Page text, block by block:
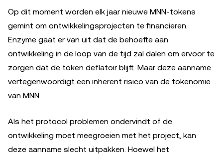
Op dit moment worden elk jaar nieuwe MNN-tokens
gemint om ontwikkelingsprojecten te financieren.
Enzyme gaat er van uit dat de behoefte aan
ontwikkeling in de loop van de tijd zal dalen om ervoor te
zorgen dat de token deflatoir blijft. Maar deze aanname
vertegenwoordigt een inherent risico van de tokenomie
van MNN.
Als het protocol problemen ondervindt of de
ontwikkeling moet meegroeien met het project, kan
deze aanname slecht uitpakken. Hoewel het